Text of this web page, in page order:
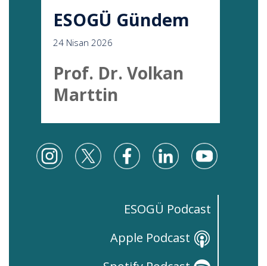
ESOGÜ Gündem
24 Nisan 2026
Prof. Dr. Volkan
Marttin
ESOGÜ Podcast
Apple Podcast